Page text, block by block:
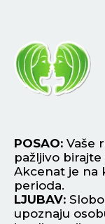
POSAO: Vaše
pažljivo
Akcenat je na
perioda.
LJUBAV:
upoznaju